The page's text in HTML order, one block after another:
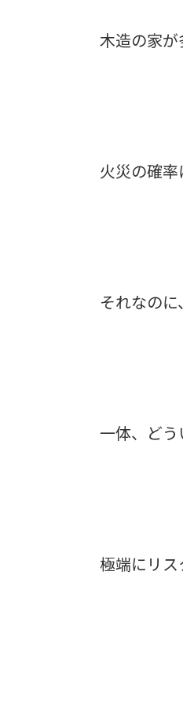
木造の家が
火災の確率
それなのに
一体、どう
極端にリス